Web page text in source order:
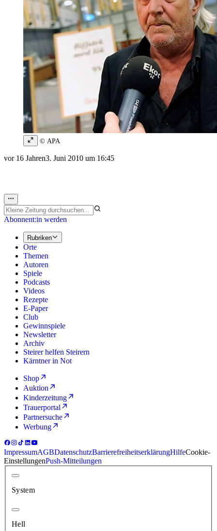
© APA
vor 16 Jahren3. Juni 2010 um 16:45
Abonnent:in werden
Rubriken
Orte
Themen
Autoren
Spiele
Podcasts
Videos
Rezepte
E-Paper
Club
Gewinnspiele
Newsletter
Archiv
Steirer helfen Steirern
Kärntner in Not
Shop
Auktion
Kinderzeitung
Trauerportal
Partnersuche
Werbung
ImpressumAGBDatenschutzBarrierefreiheitserklärungHilfeCookie-
EinstellungenPush-Mitteilungen
System
Hell